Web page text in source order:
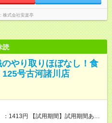
株式会社安楽亭
読
やり取りほぼなし！食
号古河諸川店
】試用期間あり